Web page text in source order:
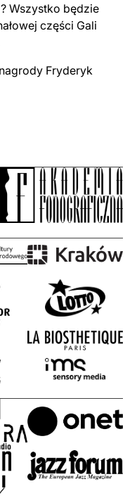
Wszystko będzie
części Gali
Fryderyk